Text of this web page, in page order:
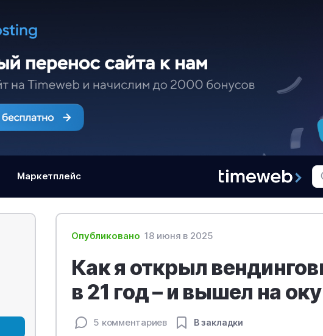
Маркетплейс
Опубликовано 18 июня в 2025
Как я открыл
в 21 год – и вышел на
5 комментариев В закладки